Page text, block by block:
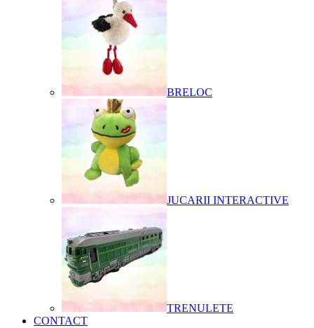
BRELOC
JUCARII INTERACTIVE
TRENULETE
CONTACT